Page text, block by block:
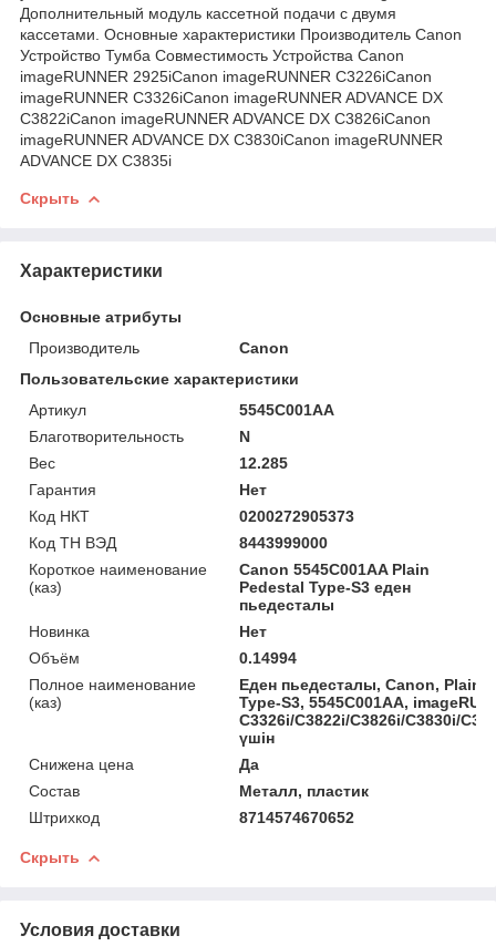
Дополнительный модуль кассетной подачи с двумя
кассетами. Основные характеристики Производитель Canon
Устройство Тумба Совместимость Устройства Canon
imageRUNNER 2925iCanon imageRUNNER C3226iCanon
imageRUNNER C3326iCanon imageRUNNER ADVANCE DX
C3822iCanon imageRUNNER ADVANCE DX C3826iCanon
imageRUNNER ADVANCE DX C3830iCanon imageRUNNER
ADVANCE DX C3835i
Скрыть
Характеристики
Основные атрибуты
Производитель
Canon
Пользовательские характеристики
Артикул
5545C001AA
Благотворительность
N
Вес
12.285
Гарантия
Нет
Код НКТ
0200272905373
Код ТН ВЭД
8443999000
Короткое наименование
(каз)
Canon 5545C001AA Plain
Pedestal Type-S3 еден
пьедесталы
Новинка
Нет
Объём
0.14994
Полное наименование
(каз)
Еден пьедесталы, Canon, Plain
Type-S3, 5545C001AA,
C3326i/C3822i/C3826i/C3830i/
үшін
Снижена цена
Да
Состав
Металл, пластик
Штрихкод
8714574670652
Скрыть
Условия доставки